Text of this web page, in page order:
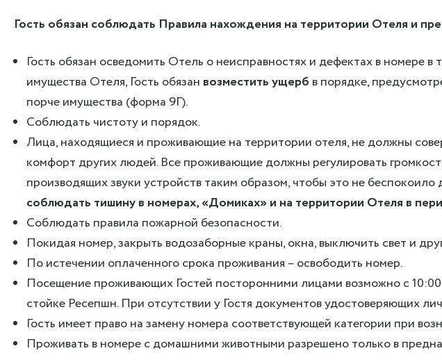
Гость обязан соблюдать Правила нахождения на территории Отеля и
Гость обязан осведомить Отель о неисправностях и дефектах в номере
имущества Отеля, Гость обязан возместить ущерб в порядке,
порче имущества (форма 9Г).
Соблюдать чистоту и порядок.
Лица, находящиеся и проживающие на территории отеля, не должны
комфорт других людей. Все проживающие должны регулировать
производящих звуки устройств таким образом, чтобы это не
соблюдать тишину в номерах, «Домиках» и на территории Отеля в
Соблюдать правила пожарной безопасности.
Покидая номер, закрыть водозаборные краны, окна, выключить свет и
По истечении оплаченного срока проживания – освободить номер.
Посещение проживающих Гостей посторонними лицами возможно с
стойке Ресепшн. При отсутствии у Гостя документов удостоверяющих
Гость имеет право на замену номера соответствующей категории при
Проживать в номере с домашними животными разрешено только в